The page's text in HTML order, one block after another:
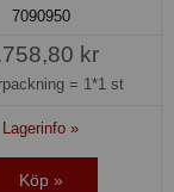
7090950
kr
= 1*1 st
Lagerinfo »
Köp »